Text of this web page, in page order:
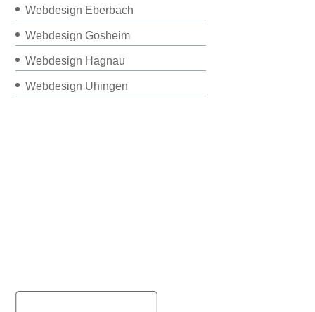
Webdesign Eberbach
Webdesign Gosheim
Webdesign Hagnau
Webdesign Uhingen